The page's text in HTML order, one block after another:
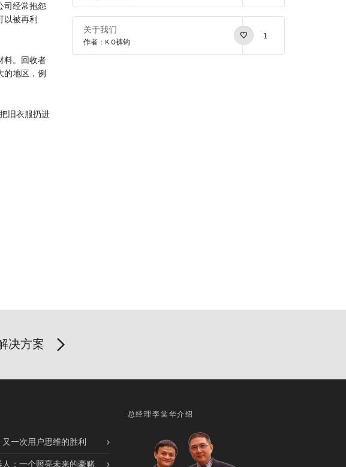
司经常抱怨
以被再利
料。回收者
的地区，例
旧衣服扔进
关于我们
作者：K.O裤钩
1
决方案
一次用户思维的胜利
：一个照亮未来的豪赌
总经理李棠华介绍